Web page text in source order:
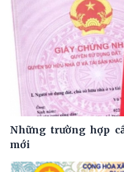
Những trường hợp
mới